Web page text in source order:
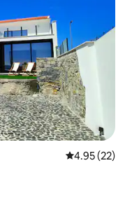
レビュー22
4.95 (22)